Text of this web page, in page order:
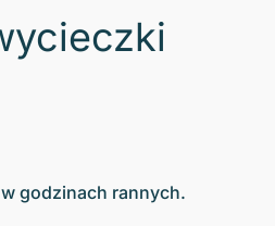
godzinach rannych.